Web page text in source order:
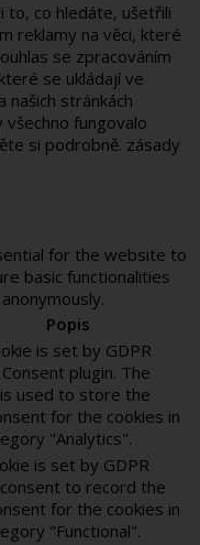
to, co hledáte, ušetřili
reklamy na věci, které
se zpracováním
se ukládají ve
našich stránkách
fungovalo
si podrobně. zásady
for the website to
basic functionalities
Popis
is set by GDPR
plugin. The
used to store the
for the cookies in
"Analytics".
is set by GDPR
to record the
for the cookies in
"Functional".